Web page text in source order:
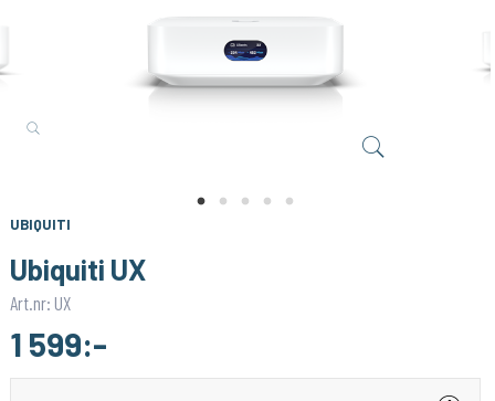
UBIQUITI
Ubiquiti UX
Art.nr: UX
1 599:-